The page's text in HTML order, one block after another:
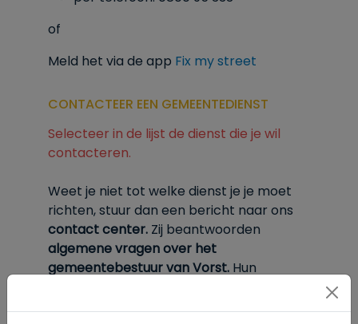
of
Meld het via de app Fix my street
CONTACTEER EEN GEMEENTEDIENST
Selecteer in de lijst de dienst die je wil
contacteren.
Weet je niet tot welke dienst je je moet
richten, stuur dan een bericht naar ons
contact center. Zij beantwoorden
algemene vragen over het
gemeentebestuur van Vorst. Hun